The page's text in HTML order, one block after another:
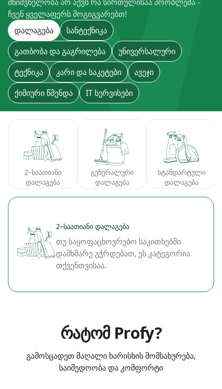
ჩვენ ყველაფერს მოგიგვარებთ!
Დალაგება
Სანტექნიკა
Გათბობა Და Გაგრილება
Უნივერსალური
Ტექნიკა
Კარი Და Საკეტები
Ავეჯი
Ქიმიური Წმენდა
IT Სერვისები
2–საათიანი
დალაგება
გენერალური
დალაგება
სტანდარტული
დალაგება
2–საათიანი დალაგება
თუ საყოფაცხოვრებო საკითხებში
დამხმარე გჭრდებათ, ეს კატეგორია
თქვენთვისაა.
Რატომ Profy?
გამოსცადეთ მაღალი ხარისხის მომსახურება,
საიმედოობა და კომფორტი